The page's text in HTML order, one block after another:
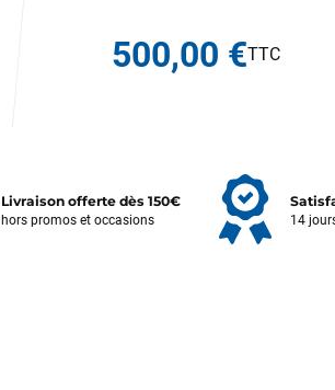
500,00 €
Livraison offerte dès 150€
hors promos et occasions 14